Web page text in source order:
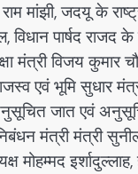
मांझी, जदयू के
पार्षद राजद के
मंत्री विजय कुमार
एवं भूमि सुधार
जात एवं
मंत्री मंत्री
मोहम्मद